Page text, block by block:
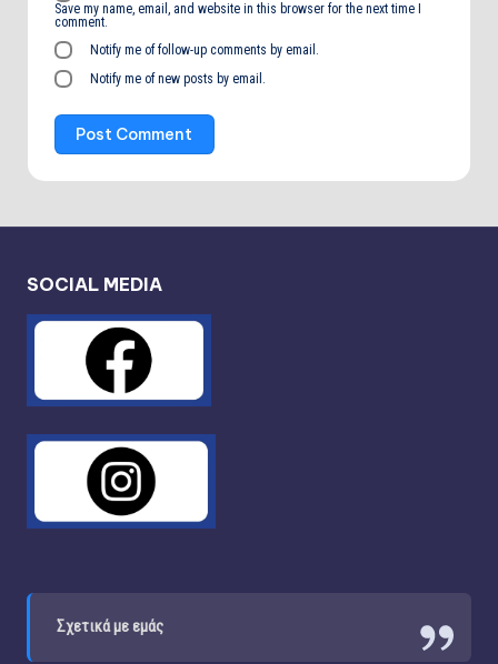
Save my name, email, and website in this browser for the next time I
comment.
Notify me of follow-up comments by email.
Notify me of new posts by email.
SOCIAL MEDIA
Σχετικά με εμάς